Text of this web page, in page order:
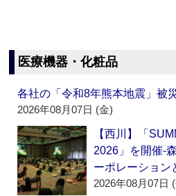
医療機器・化粧品
各社の「令和8年熊本地震」被
2026年08月07日 (金)
【西川】「
2026」を開催‐
ーポレーショ
2026年08月07日